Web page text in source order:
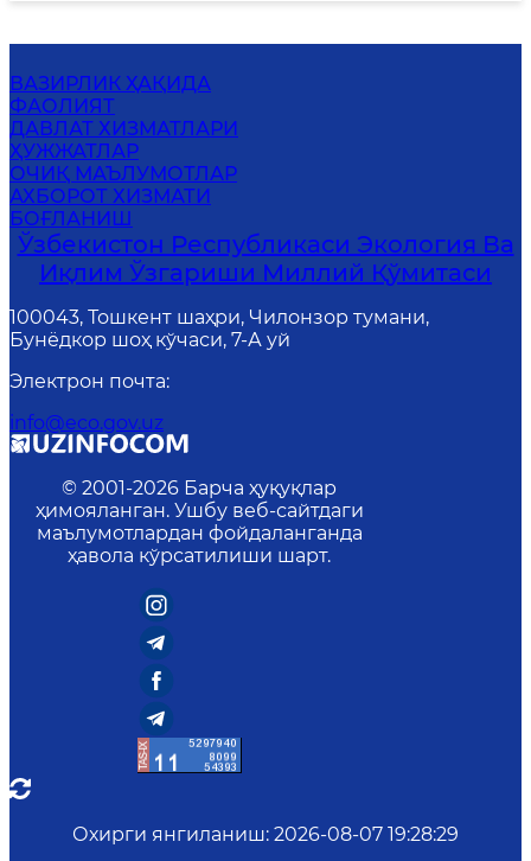
ВАЗИРЛИК ҲАҚИДА
ФАОЛИЯТ
ДАВЛАТ ХИЗМАТЛАРИ
ҲУЖЖАТЛАР
ОЧИҚ МАЪЛУМОТЛАР
АХБОРОТ ХИЗМАТИ
БОҒЛАНИШ
Ўзбекистон Республикаси Экология Ва
Иқлим Ўзгариши Миллий Қўмитаси
100043, Тошкент шаҳри, Чилонзор тумани,
Бунёдкор шоҳ кўчаси, 7-А уй
Электрон почта:
info@eco.gov.uz
© 2001-2026 Барча ҳуқуқлар
ҳимояланган. Ушбу веб-сайтдаги
маълумотлардан фойдаланганда
ҳавола кўрсатилиши шарт.
Охирги янгиланиш: 2026-08-07 19:28:29